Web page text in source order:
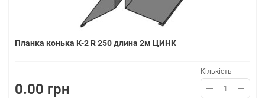
Планка конька К-2 R 250 длина 2м ЦИНК
0.00 грн
Кількість